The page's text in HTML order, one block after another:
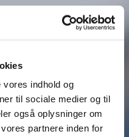
indhold og
til sociale medier og til
også oplysninger om
partnere inden for